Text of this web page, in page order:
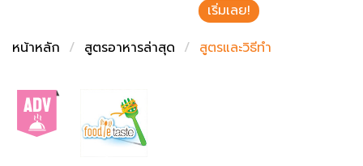
เริ่มเลย!
หน้าหลัก
สูตรอาหารล่าสุด สูตรและวิธีทำ